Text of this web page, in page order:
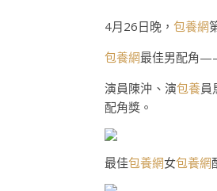
4月26日晚， 包養網
包養網最佳男配角
演員陳沖、演包養員
配角獎。
最佳包養網女包養網